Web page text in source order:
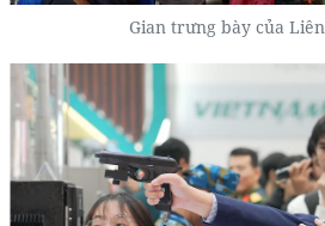
Gian trưng bày của